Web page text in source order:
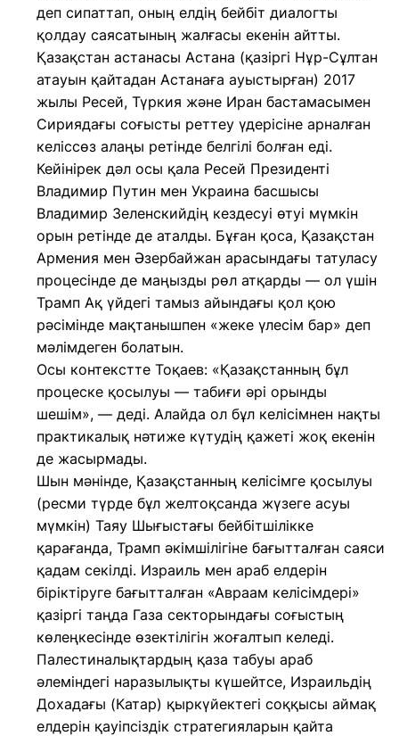
деп сипаттап, оның елдің бейбіт диалогты
қолдау саясатының жалғасы екенін айтты.
Қазақстан астанасы Астана (қазіргі Нұр-Сұлтан
атауын қайтадан Астанаға ауыстырған) 2017
жылы Ресей, Түркия және Иран бастамасымен
Сириядағы соғысты реттеу үдерісіне арналған
келіссөз алаңы ретінде белгілі болған еді.
Кейінірек дәл осы қала Ресей Президенті
Владимир Путин мен Украина басшысы
Владимир Зеленскийдің кездесуі өтуі мүмкін
орын ретінде де аталды. Бұған қоса, Қазақстан
Армения мен Әзербайжан арасындағы татуласу
процесінде де маңызды рөл атқарды — ол үшін
Трамп Ақ үйдегі тамыз айындағы қол қою
рәсімінде мақтанышпен «жеке үлесім бар» деп
мәлімдеген болатын.
Осы контекстте Тоқаев: «Қазақстанның бұл
процеске қосылуы — табиғи әрі орынды
шешім», — деді. Алайда ол бұл келісімнен нақты
практикалық нәтиже күтудің қажеті жоқ екенін
де жасырмады.
Шын мәнінде, Қазақстанның келісімге қосылуы
(ресми түрде бұл желтоқсанда жүзеге асуы
мүмкін) Таяу Шығыстағы бейбітшілікке
қарағанда, Трамп әкімшілігіне бағытталған саяси
қадам секілді. Израиль мен араб елдерін
біріктіруге бағытталған «Авраам келісімдері»
қазіргі таңда Газа секторындағы соғыстың
көлеңкесінде өзектілігін жоғалтып келеді.
Палестиналықтардың қаза табуы араб
әлеміндегі наразылықты күшейтсе, Израильдің
Дохадағы (Катар) қыркүйектегі соққысы аймақ
елдерін қауіпсіздік стратегияларын қайта